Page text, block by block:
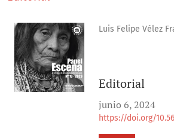
Luis Felipe Vélez
Editorial
junio 6, 2024
https://doi.org/